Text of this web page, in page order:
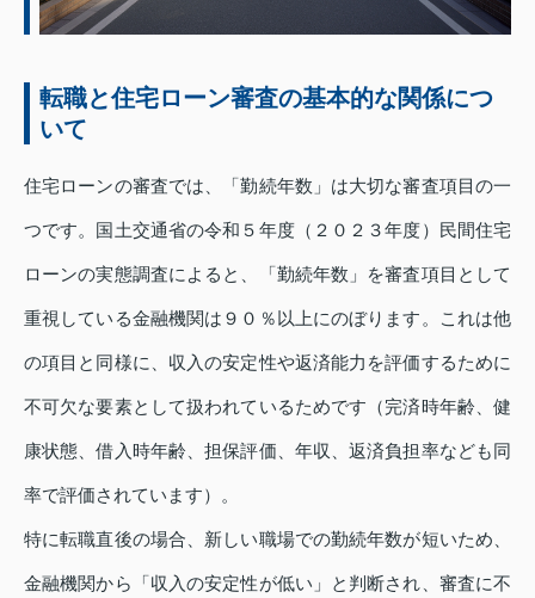
転職と住宅ローン審査の基本的な関係につ
いて
住宅ローンの審査では、「勤続年数」は大切な審査項目の一
つです。国土交通省の令和５年度（２０２３年度）民間住宅
ローンの実態調査によると、「勤続年数」を審査項目として
重視している金融機関は９０％以上にのぼります。これは他
の項目と同様に、収入の安定性や返済能力を評価するために
不可欠な要素として扱われているためです（完済時年齢、健
康状態、借入時年齢、担保評価、年収、返済負担率なども同
率で評価されています）。
特に転職直後の場合、新しい職場での勤続年数が短いため、
金融機関から「収入の安定性が低い」と判断され、審査に不